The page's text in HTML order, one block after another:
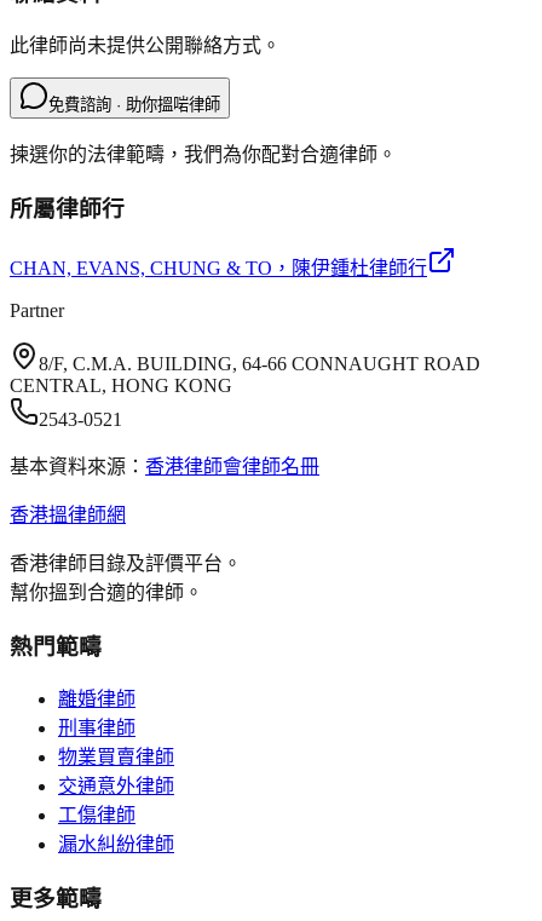
此律師尚未提供公開聯絡方式。
免費諮詢 · 助你搵啱律師
揀選你的法律範疇，我們為你配對合適律師。
所屬律師行
CHAN, EVANS, CHUNG & TO ，陳伊鍾杜律師行
Partner
8/F, C.M.A. BUILDING, 64-66 CONNAUGHT ROAD
CENTRAL, HONG KONG
2543-0521
基本資料來源： 香港律師會律師名冊
香港搵律師網
香港律師目錄及評價平台。
幫你搵到合適的律師。
熱門範疇
離婚律師
刑事律師
物業買賣律師
交通意外律師
工傷律師
漏水糾紛律師
更多範疇